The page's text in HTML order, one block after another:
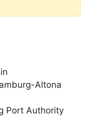
Altona
Port Authority